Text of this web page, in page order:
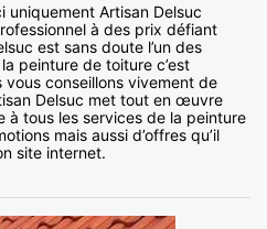
uniquement Artisan Delsuc
à des prix défiant
est sans doute l’un des
peinture de toiture c’est
conseillons vivement de
Delsuc met tout en œuvre
à tous les services de la peinture
mais aussi d’offres qu’il
site internet.